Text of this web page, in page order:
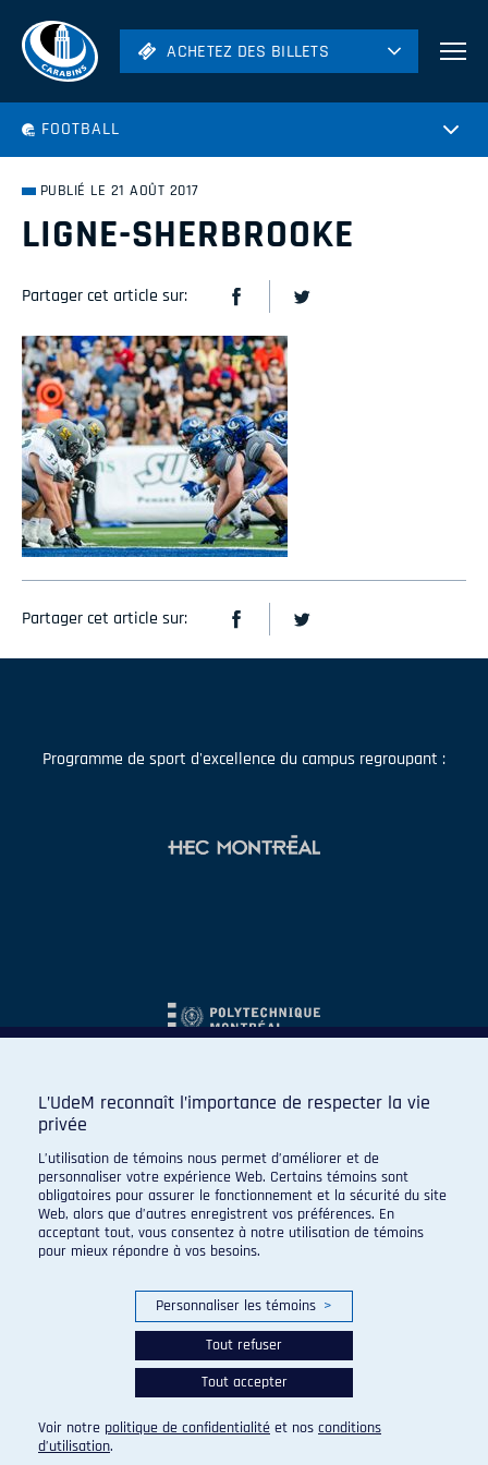
ACHETEZ DES BILLETS
ACHETEZ DES BILLETS
FOOTBALL
PUBLIÉ LE 21 AOÛT 2017
LIGNE-SHERBROOKE
Partager cet article sur:
Partager cet article sur:
Programme de sport d'excellence du campus regroupant :
© 2026 Carabins de l'Université de Montréal. Tous droits
réservés.
Paramètres des témoins
L’UdeM reconnaît l’importance de respecter la vie
privée
L’utilisation de témoins nous permet d’améliorer et de
personnaliser votre expérience Web. Certains témoins sont
obligatoires pour assurer le fonctionnement et la sécurité du site
Web, alors que d’autres enregistrent vos préférences. En
acceptant tout, vous consentez à notre utilisation de témoins
pour mieux répondre à vos besoins.
Personnaliser les témoins >
Tout refuser
Tout accepter
Voir notre politique de confidentialité et nos conditions
d’utilisation.